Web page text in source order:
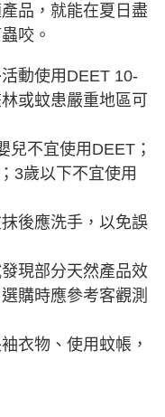
品，就能在夏日盡
咬。
活動使用DEET 10-
或蚊患嚴重地區可
兒不宜使用DEET；
3歲以下不宜使用
抹後應洗手，以免誤
發現部分天然產品效
購時應參考客觀測
衣物、使用蚊帳，